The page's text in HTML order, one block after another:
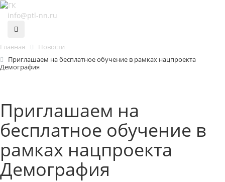
info@ptl-nn.ru
Главная
Новости
Приглашаем на бесплатное обучение в рамках нацпроекта
Демография
Приглашаем на
бесплатное обучение в
рамках нацпроекта
Демография